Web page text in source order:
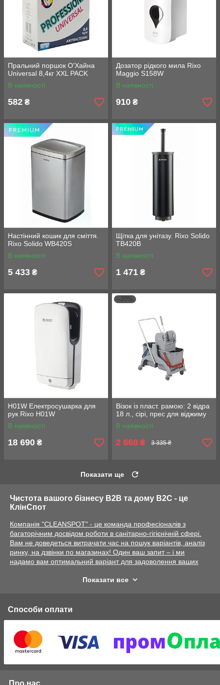
Пральний поршок О'Хайна
Universal 8,4кг XXL PACK
В наявності
582 ₴
Дозатор рідкого мила Rixo
Maggio S158W
В наявності
910 ₴
Настінний кошик для сміття.
Rixo Solido WB420S
В наявності
5 433 ₴
Щітка для унітазу. Rixo Solido
TB420B
В наявності
1 471 ₴
H01W Електросушарка для
рук Rixo H01W
В наявності
18 690 ₴
–20%
Візок із пласт. рамою: 2 відра
18 л., сірі, прес для віджиму
В наявності
2 668 ₴ 3 335 ₴
Показати ще
Чистота вашого бізнесу B2B та дому B2C - це
КлінСпот
Компанія "CLEANSPOT" - це команда професіоналів з
багаторічним досвідом роботи в санітарно-гігієнічній сфері.
Вам не доведеться витрачати час на пошук варіантів, аналіз
ринку, на дзвінки по магазинах! Один ваш запит – і ми
надамо вам оптимальний варіант для задоволення ваших
Гігієна вашого бізнесу - це запорука успіху та процвітання!
кімнат (дозатори мила, тримачі паперових рушників та
гігієнічних пакетів, кошики для сміття та урни-попільнички,
електронки.
виробників - туалетний папір у стандартних та
Показати все
Способи оплати